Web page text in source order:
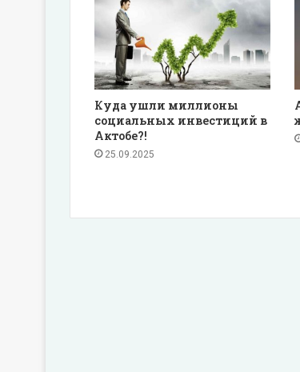
Куда ушли миллионы
социальных инвестиций в
Актобе?!
25.09.2025